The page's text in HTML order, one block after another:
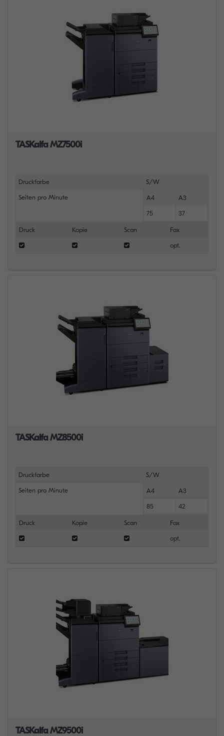
TASKalfa MZ7500i
Druckfarbe S/W
Seiten pro Minute A4 A3
75 37
Druck Kopie Scan Fax
opt.
TASKalfa MZ8500i
Druckfarbe S/W
Seiten pro Minute A4 A3
85 42
Druck Kopie Scan Fax
opt.
TASKalfa MZ9500i